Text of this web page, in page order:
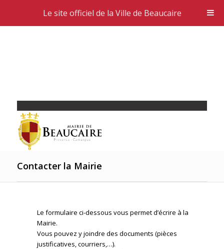
Contacter la Mairie
Le formulaire ci-dessous vous permet d’écrire à la
Mairie.
Vous pouvez y joindre des documents (pièces
justificatives, courriers,…).
Le site officiel de la Ville de Beaucaire